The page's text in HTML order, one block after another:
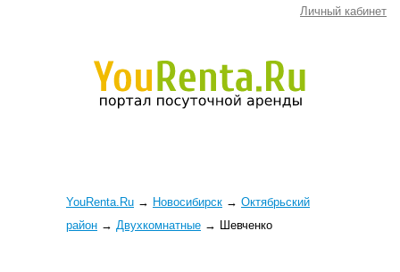
Личный кабинет
YouRenta.Ru → Новосибирск → Октябрьский
район → Двухкомнатные → Шевченко